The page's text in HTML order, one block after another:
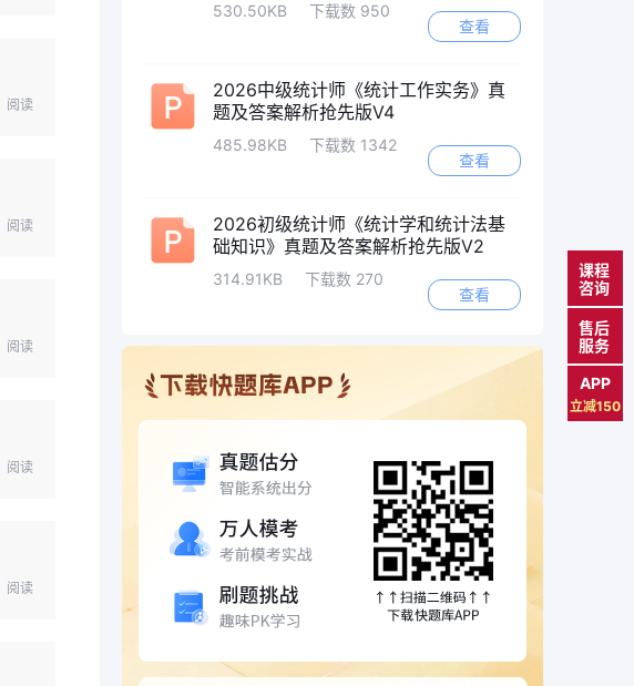
阅读
阅读
阅读
阅读
阅读
530.50KB
下载数 950
查看
2026中级统计师《统计工作实务》真
题及答案解析抢先版V4
485.98KB
下载数 1342
查看
2026初级统计师《统计学和统计法基
础知识》真题及答案解析抢先版V2
314.91KB
下载数 270
查看
课程
咨询
售后
服务
APP
立减150